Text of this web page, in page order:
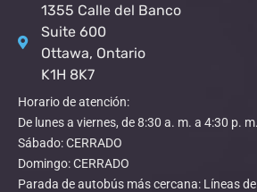
1355 Calle del Banco
Suite 600
Ottawa, Ontario
K1H 8K7
Horario de atención:
De lunes a viernes, de 8:30 a. m. a 4:30 p. m.
Sábado: CERRADO
Domingo: CERRADO
Parada de autobús más cercana: Líneas